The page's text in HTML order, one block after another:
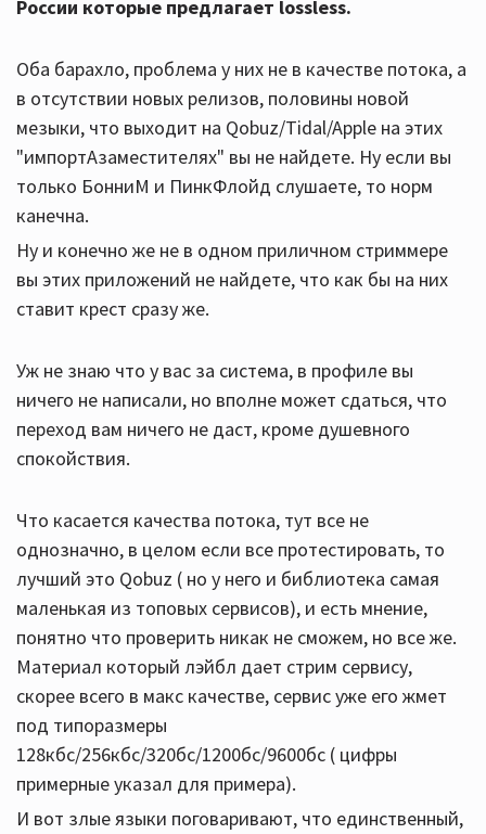
России которые предлагает lossless.
Оба барахло, проблема у них не в качестве потока, а
в отсутствии новых релизов, половины новой
мeзыки, что выходит на Qobuz/Tidal/Apple на этих
"импортАзаместителях" вы не найдете. Ну если вы
только БонниМ и ПинкФлойд слушаете, то норм
канечна.
Ну и конечно же не в одном приличном стриммере
вы этих приложений не найдете, что как бы на них
ставит крест сразу же.
Уж не знаю что у вас за система, в профиле вы
ничего не написали, но вполне может сдаться, что
переход вам ничего не даст, кроме душевного
спокойствия.
Что касается качества потока, тут все не
однозначно, в целом если все протестировать, то
лучший это Qobuz ( но у него и библиотека самая
маленькая из топовых сервисов), и есть мнение,
понятно что проверить никак не сможем, но все же.
Материал который лэйбл дает стрим сервису,
скорее всего в макс качестве, сервис уже его жмет
под типоразмеры
128кбс/256кбс/320бс/1200бс/9600бс ( цифры
примерные указал для примера).
И вот злые языки поговаривают, что единственный,